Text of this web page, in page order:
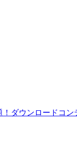
ダウンロードコン